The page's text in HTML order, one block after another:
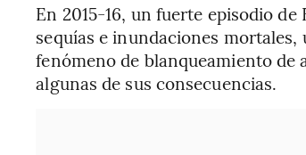
En 2015-16, un fuerte episodio
sequías e inundaciones
fenómeno de blanqueamiento
algunas de sus consecuencias.